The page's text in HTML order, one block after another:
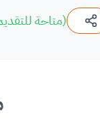
(متاحة